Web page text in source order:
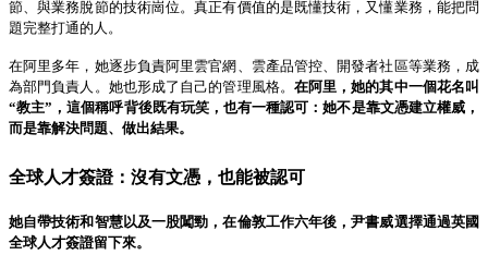
節、與業務脫節的技術崗位。真正有價值的是既懂技術，又懂業務，能把問
題完整打通的人。
在阿里多年，她逐步負責阿里雲官網、雲產品管控、開發者社區等業務，成
為部門負責人。她也形成了自己的管理風格。 在阿里，她的其中一個花名叫
“教主” ，這個稱呼背後既有玩笑，也有一種認可：她不是靠文憑建立權威，
而是靠解決問題、做出結果。
全球人才簽證：沒有文憑，也能被認可
她自帶技術和智慧以及一股闖勁，在倫敦工作六年後，尹書威選擇通過英國
全球人才簽證留下來。